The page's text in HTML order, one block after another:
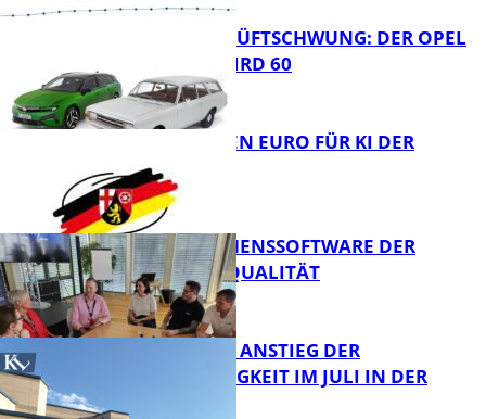
FB News
IKONE MIT HÜFTSCHWUNG: DER OPEL
REKORD C WIRD 60
Bildung
20 MILLIONEN EURO FÜR KI DER
ZUKUNFT
FB News
UNTERNEHMENSSOFTWARE DER
HÖCHSTEN QUALITÄT
SAISONALER ANSTIEG DER
ARBEITSLOSIGKEIT IM JULI IN DER